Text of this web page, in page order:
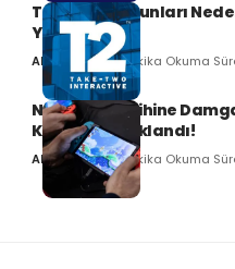
Take-Two Oyunları
Yok?
Ali Can SERT2 Dakika Okuma
Nintendo Tarihine
Konsollar Açıklandı!
Ali Can SERT2 Dakika Okuma